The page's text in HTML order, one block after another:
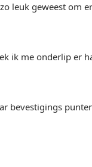
leuk geweest om
ik me onderlip er
bevestigings